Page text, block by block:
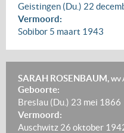
Geistingen (Du.) 22
Vermoord:
Sobibor 5 maart 1943
SARAH ROSENBAUM, WV
Geboorte:
Breslau (Du.) 23 mei 1866
Vermoord:
Auschwitz 26 oktober